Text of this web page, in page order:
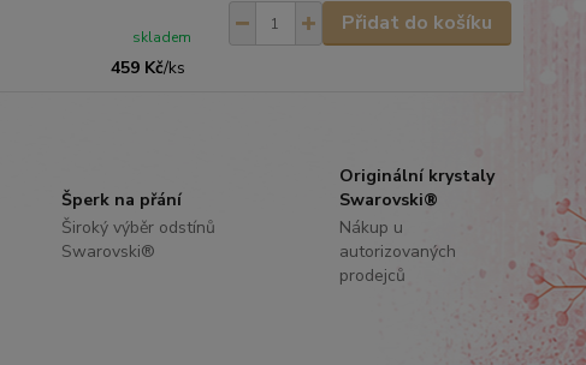
459 Kč/ks
skladem
Přidat do košíku
Šperk na přání
Široký výběr odstínů
Swarovski®
Originální krystaly
Swarovski®
Nákup u
autorizovaných
prodejců